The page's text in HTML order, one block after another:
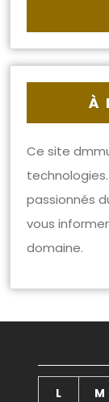
À
Ce site
passionnés
vous
domaine.
L M